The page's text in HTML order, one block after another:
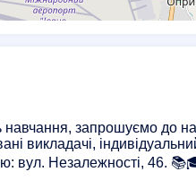
навчання, запрошуємо до
викладачі,
вул. Незалежності, 46.